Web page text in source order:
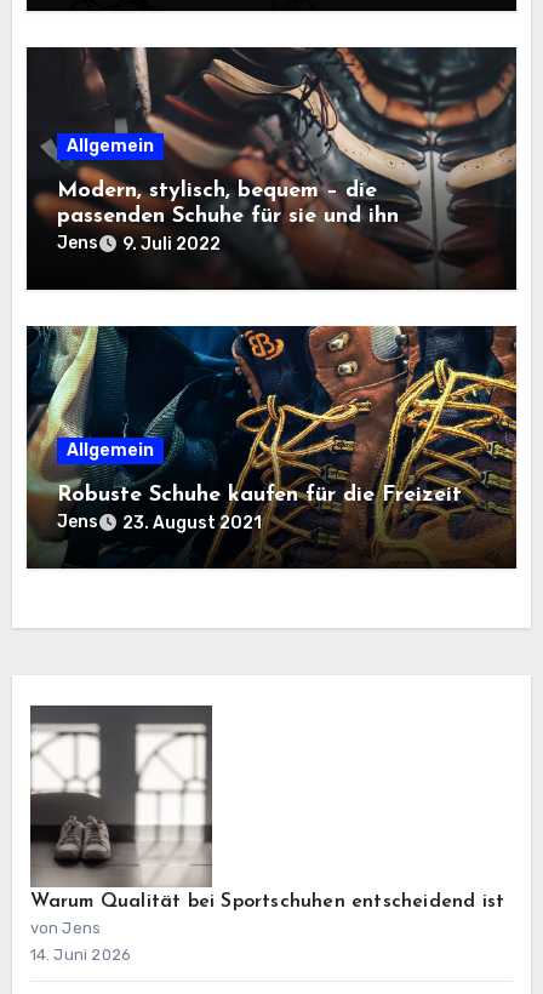
Allgemein
Modern, stylisch, bequem – die
passenden Schuhe für sie und ihn
Jens 9. Juli 2022
Allgemein
Robuste Schuhe kaufen für die Freizeit
Jens 23. August 2021
Warum Qualität bei Sportschuhen entscheidend ist
von Jens
14. Juni 2026